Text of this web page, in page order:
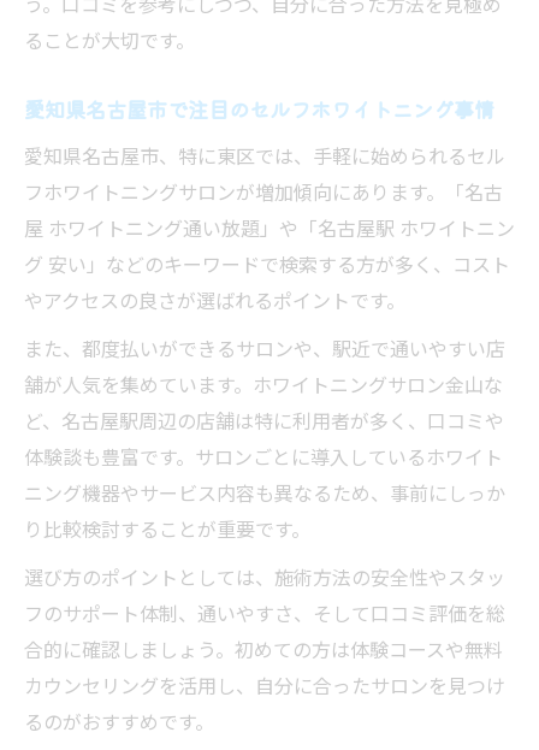
セルフホワイトニングの安全性と手軽さの
理由
最新セルフホワイトニング事情と選び方の
忙しい人向けセルフホワイトニングの新常
識解説
イント
基準
ることが大切です。
愛知県名古屋市で注目のセルフホワイトニング事情
愛知県名古屋市、特に東区では、手軽に始められるセル
フホワイトニングサロンが増加傾向にあります。「名古
屋 ホワイトニング通い放題」や「名古屋駅 ホワイトニン
グ 安い」などのキーワードで検索する方が多く、コスト
やアクセスの良さが選ばれるポイントです。
また、都度払いができるサロンや、駅近で通いやすい店
舗が人気を集めています。ホワイトニングサロン金山な
ど、名古屋駅周辺の店舗は特に利用者が多く、口コミや
体験談も豊富です。サロンごとに導入しているホワイト
ニング機器やサービス内容も異なるため、事前にしっか
り比較検討することが重要です。
選び方のポイントとしては、施術方法の安全性やスタッ
フのサポート体制、通いやすさ、そして口コミ評価を総
合的に確認しましょう。初めての方は体験コースや無料
カウンセリングを活用し、自分に合ったサロンを見つけ
るのがおすすめです。